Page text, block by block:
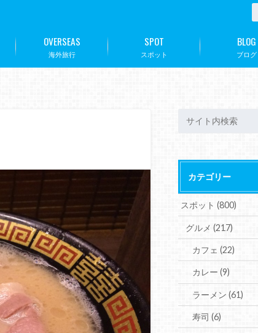
海外旅行
OVERSEAS
スポット
SPOT
ブログ
BLOG
カテゴリー
スポット(800)
グルメ (217)
カフェ(22)
カレー(9)
ラーメン(61)
寿司(6)